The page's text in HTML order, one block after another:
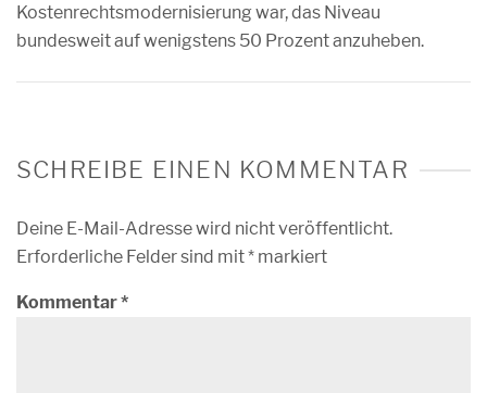
Kostenrechtsmodernisierung war, das Niveau
bundesweit auf wenigstens 50 Prozent anzuheben.
SCHREIBE EINEN KOMMENTAR
Deine E-Mail-Adresse wird nicht veröffentlicht.
Erforderliche Felder sind mit* markiert
Kommentar*